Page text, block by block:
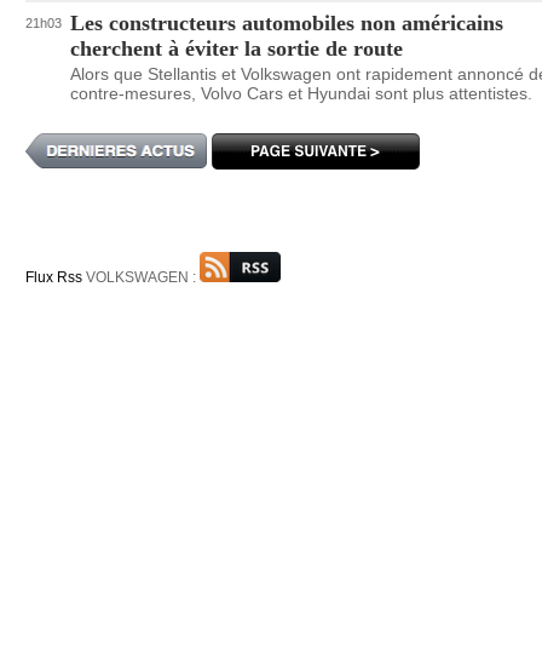
21h03 Les constructeurs automobiles non américains
cherchent à éviter la sortie de route
Alors que Stellantis et Volkswagen ont rapidement annoncé
contre-mesures, Volvo Cars et Hyundai sont plus attentistes.
Flux Rss VOLKSWAGEN :